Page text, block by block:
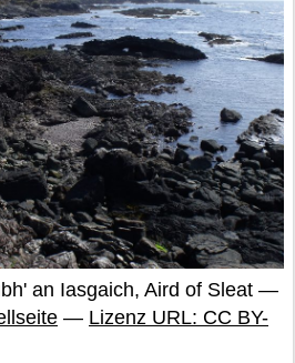
an Iasgaich, Aird of Sleat —
— Lizenz URL: CC BY-